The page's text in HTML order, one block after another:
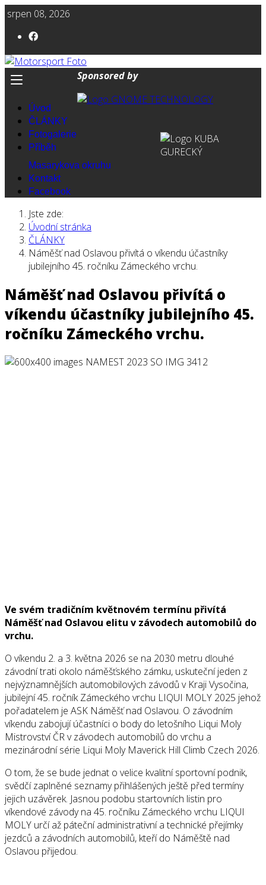
srpen 08, 2026
Sponsored by
Úvod
ČLÁNKY
Fotogalerie
Příběh
Masarykova okruhu
Kontakt
Facebook
Jste zde:
Úvodní stránka
ČLÁNKY
Náměšť nad Oslavou přivítá o víkendu účastníky
jubilejního 45. ročníku Zámeckého vrchu.
Náměšť nad Oslavou přivítá o
víkendu účastníky jubilejního 45.
ročníku Zámeckého vrchu.
Ve svém tradičním květnovém termínu přivítá
Náměšť nad Oslavou elitu v závodech automobilů do
vrchu.
O víkendu 2. a 3. května 2026 se na 2030 metru dlouhé
závodní trati okolo náměšťského zámku, uskuteční jeden z
nejvýznamnějších automobilových závodů v Kraji Vysočina,
jubilejní 45. ročník Zámeckého vrchu LIQUI MOLY 2025 jehož
pořadatelem je ASK Náměšť nad Oslavou. O závodním
víkendu zabojují účastníci o body do letošního Liqui Moly
Mistrovství ČR v závodech automobilů do vrchu a
mezinárodní série Liqui Moly Maverick Hill Climb Czech 2026.
O tom, že se bude jednat o velice kvalitní sportovní podnik,
svědčí zaplněné seznamy přihlášených ještě před termíny
jejich uzávěrek. Jasnou podobu startovních listin pro
víkendové závody na 45. ročníku Zámeckého vrchu LIQUI
MOLY určí až páteční administrativní a technické přejímky
jezdců a závodních automobilů, kteří do Náměště nad
Oslavou přijedou.